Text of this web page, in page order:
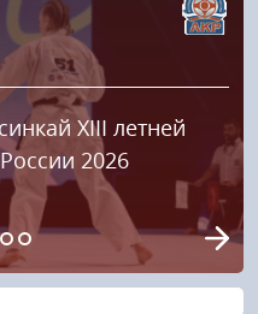
XIII летней
2026